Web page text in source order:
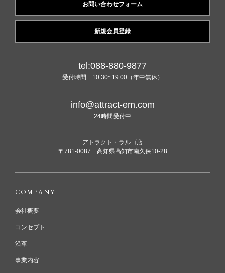
お問い合わせフォーム
新規会員登録
tel:088-880-9877
受付時間 10:30~19:00（年中無休）
info@attract-em.com
24時間受付中
アトラクト・ラルゴ店
〒781-0087 高知県高知市南久保10-28
COMPANY
会社概要
コンセプト
沿革
事業内容